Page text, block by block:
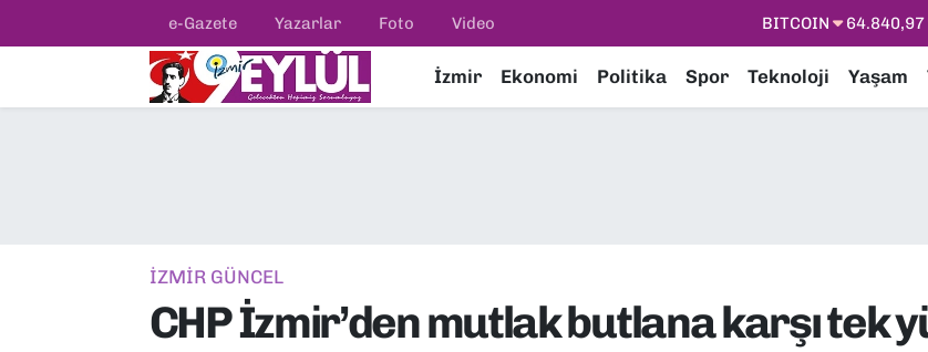
e-Gazete Yazarlar Foto Video DOLAR
STERLİN
İzmir Ekonomi Politika Spor Teknoloji Yaşam
İZMİR GÜNCEL
CHP İzmir’den mutlak butlana karşı tek
Resmi İlanlar
EKONOMİ
Konak Nöbetçi Eczaneler
Tüm Manşetler